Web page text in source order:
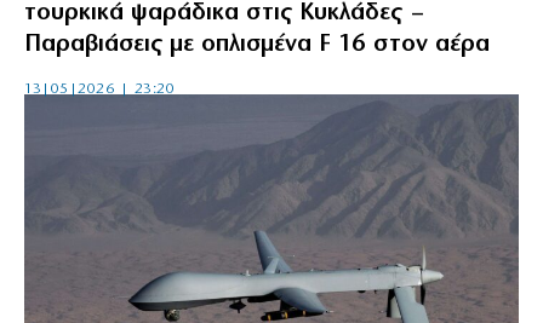
τουρκικά ψαράδικα στις Κυκλάδες –
Παραβιάσεις με οπλισμένα F 16 στον αέρα
13|05|2026 | 23:20